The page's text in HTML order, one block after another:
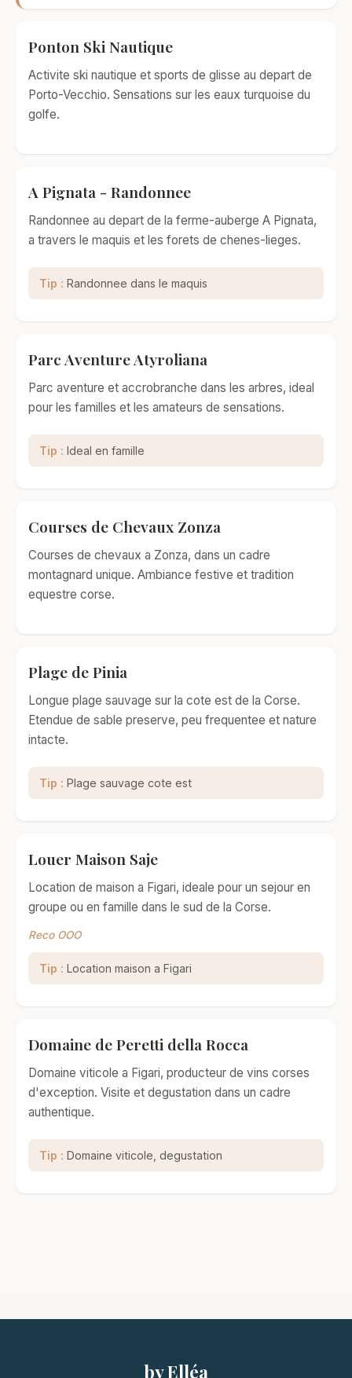
Ponton Ski Nautique
Activite ski nautique et sports de glisse au depart de
Porto-Vecchio. Sensations sur les eaux turquoise du
golfe.
A Pignata - Randonnee
Randonnee au depart de la ferme-auberge A Pignata,
a travers le maquis et les forets de chenes-lieges.
Tip : Randonnee dans le maquis
Parc Aventure Atyroliana
Parc aventure et accrobranche dans les arbres, ideal
pour les familles et les amateurs de sensations.
Tip : Ideal en famille
Courses de Chevaux Zonza
Courses de chevaux a Zonza, dans un cadre
montagnard unique. Ambiance festive et tradition
equestre corse.
Plage de Pinia
Longue plage sauvage sur la cote est de la Corse.
Etendue de sable preserve, peu frequentee et nature
intacte.
Tip : Plage sauvage cote est
Louer Maison Saje
Location de maison a Figari, ideale pour un sejour en
groupe ou en famille dans le sud de la Corse.
Reco OOO
Tip : Location maison a Figari
Domaine de Peretti della Rocca
Domaine viticole a Figari, producteur de vins corses
d'exception. Visite et degustation dans un cadre
authentique.
Tip : Domaine viticole, degustation
by Elléa